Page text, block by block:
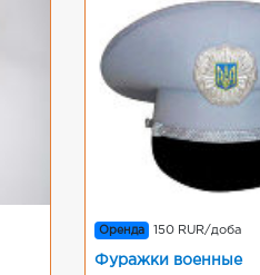
Оренда 150 RUR/доба
Фуражки военные